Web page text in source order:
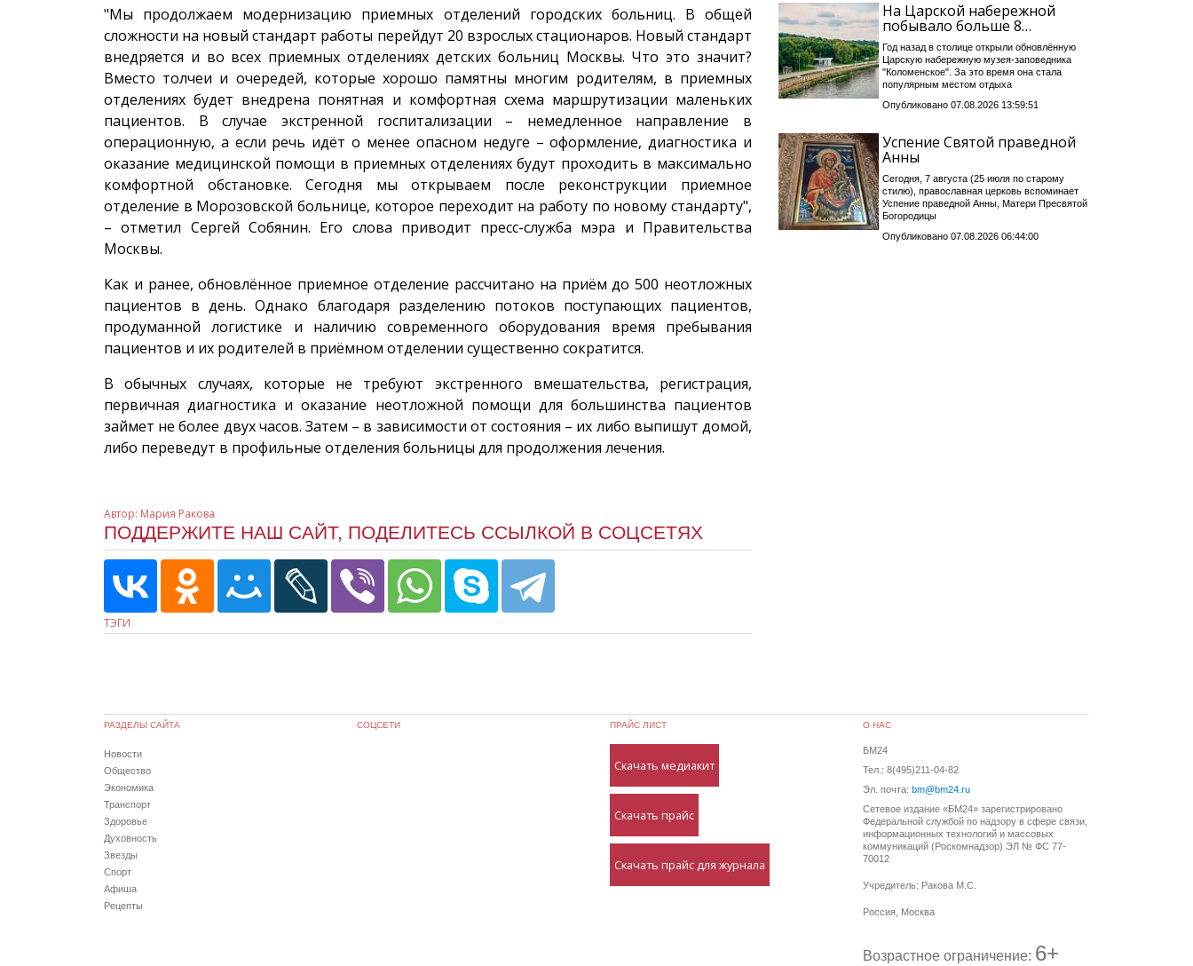
"Мы продолжаем модернизацию приемных отделений городских больниц. В общей
сложности на новый стандарт работы перейдут 20 взрослых стационаров. Новый стандарт
внедряется и во всех приемных отделениях детских больниц Москвы. Что это значит?
Вместо толчеи и очередей, которые хорошо памятны многим родителям, в приемных
отделениях будет внедрена понятная и комфортная схема маршрутизации маленьких
пациентов. В случае экстренной госпитализации – немедленное направление в
операционную, а если речь идёт о менее опасном недуге – оформление, диагностика и
оказание медицинской помощи в приемных отделениях будут проходить в максимально
комфортной обстановке. Сегодня мы открываем после реконструкции приемное
отделение в Морозовской больнице, которое переходит на работу по новому стандарту",
– отметил Сергей Собянин. Его слова приводит пресс-служба мэра и Правительства
Москвы.
Как и ранее, обновлённое приемное отделение рассчитано на приём до 500 неотложных
пациентов в день. Однако благодаря разделению потоков поступающих пациентов,
продуманной логистике и наличию современного оборудования время пребывания
пациентов и их родителей в приёмном отделении существенно сократится.
В обычных случаях, которые не требуют экстренного вмешательства, регистрация,
первичная диагностика и оказание неотложной помощи для большинства пациентов
займет не более двух часов. Затем – в зависимости от состояния – их либо выпишут домой,
либо переведут в профильные отделения больницы для продолжения лечения.
Автор: Мария Ракова
ПОДДЕРЖИТЕ НАШ САЙТ, ПОДЕЛИТЕСЬ ССЫЛКОЙ В СОЦСЕТЯХ
ТЭГИ
На Царской набережной
побывало больше 8…
Год назад в столице открыли обновлённую
Царскую набережную музея-заповедника
"Коломенское". За это время она стала
популярным местом отдыха
Опубликовано 07.08.2026 13:59:51
Успение Святой праведной
Анны
Сегодня, 7 августа (25 июля по старому
стилю), православная церковь вспоминает
Успение праведной Анны, Матери Пресвятой
Богородицы
Опубликовано 07.08.2026 06:44:00
РАЗДЕЛЫ САЙТА
Новости
Общество
Экономика
Транспорт
Здоровье
Духовность
Звезды
Спорт
Афиша
Рецепты
СОЦСЕТИ ПРАЙС ЛИСТ
Скачать медиакит
Скачать прайс
Скачать прайс для журнала
О НАС
БМ24
Тел.: 8(495)211-04-82
Эл. почта: bm@bm24.ru
Сетевое издание «БМ24» зарегистрировано
Федеральной службой по надзору в сфере связи,
информационных технологий и массовых
коммуникаций (Роскомнадзор) ЭЛ № ФС 77-
70012
Учредитель: Ракова М.С.
Россия, Москва
Возрастное ограничение: 6+